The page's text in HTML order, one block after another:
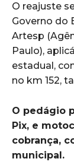
O reajuste
Governo do
Artesp
Paulo),
estadual,
no km 152,
O pedágio
Pix, e
cobrança,
municipal.